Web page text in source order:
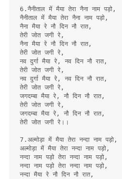
6.नैनीताल में मैया तेरा नैना नाम पड़ो,
नैनीताल में मैया तेरा नैना नाम पड़ो,
नैना मैया रे नौ दिन नौ रात,
तेरी जोत जगी रे,
नैना मैया रे नौ दिन नौ रात,
तेरी जोत जगी रे,
नव दुर्गा मैया रे, नव दिन नौ रात,
तेरी जोत जगी रे,
नव दुर्गा मैया रे, नव दिन नौ रात,
तेरी जोत जगी रे,
जगदम्बा मैया रे, नौ दिन नौ रात,
तेरी जोत जगी रे,
जगदम्बा मैया रे, नौ दिन नौ रात,
तेरी जोत जगी रे।।
7.अल्मोड़ा में मैया तेरा नन्दा नाम पड़ो,
अल्मोड़ा में मैया तेरा नन्दा नाम पड़ो,
नन्दा नाम पड़ो तेरा नन्दा नाम पड़ो,
नन्दा नाम पड़ो तेरा नन्दा नाम पड़ो,
नन्दा मैया रे नौ दिन नौ रात,